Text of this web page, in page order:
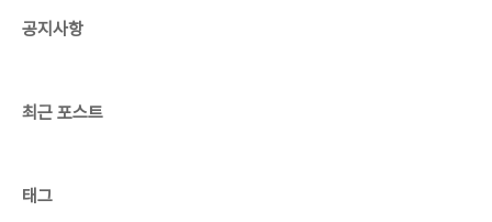
다.Windows 7/8에서 Task Bar 미리보기와 버튼
공지사항
최근 포스트
태그